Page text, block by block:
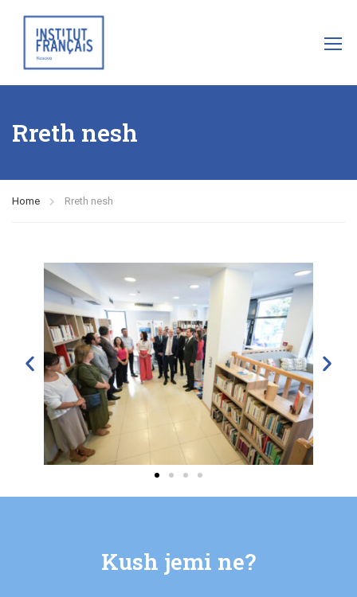
Rreth nesh
Home Rreth nesh
Kush jemi ne?